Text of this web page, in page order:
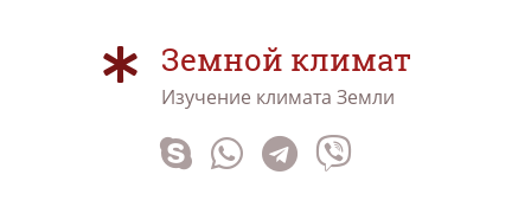
Земной климат
Изучение климата Земли